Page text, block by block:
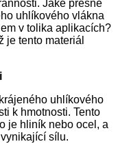
Jaké přesně
uhlíkového vlákna
v tolika aplikacích?
je tento materiál
uhlíkového
k hmotnosti. Tento
je hliník nebo ocel, a
sílu.